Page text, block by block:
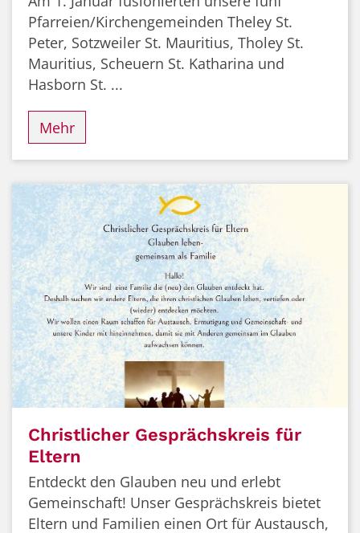
Pfarreien/Kirchengemeinden Theley St.
Peter, Sotzweiler St. Mauritius, Tholey St.
Mauritius, Scheuern St. Katharina und
Hasborn St. ...
Mehr
Christlicher Gesprächskreis für
Eltern
Entdeckt den Glauben neu und erlebt
Gemeinschaft! Unser Gesprächskreis bietet
Eltern und Familien einen Ort für Austausch,